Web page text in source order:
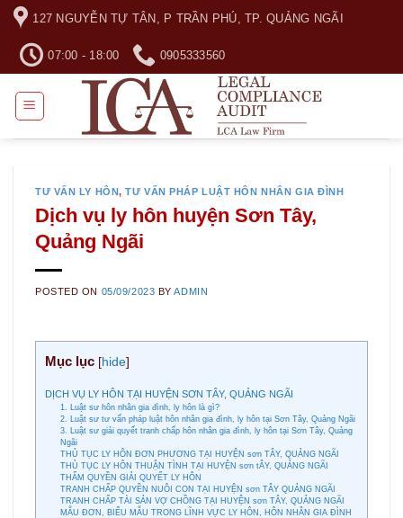
Skip
content
127 NGUYỄN TỰ TÂN, P TRẦN PHÚ, TP. QUẢNG NGÃI
07:00 - 18:00 0905333560
TƯ VẤN LY HÔN,TƯ VẤN PHÁP LUẬT HÔN NHÂN GIA ĐÌNH
Dịch vụ ly hôn huyện Sơn Tây,
Quảng Ngãi
POSTED ON 05/09/2023 BYADMIN
Mục lục [hide]
DỊCH VỤ LY HÔN TẠI HUYỆN SƠN TÂY, QUẢNG NGÃI
1. Luật sư hôn nhân gia đình, ly hôn là gì?
2. Luật sư tư vấn pháp luật hôn nhân gia đình, ly hôn tại Sơn Tây, Quảng Ngãi
3. Luật sư giải quyết tranh chấp hôn nhân gia đình, ly hôn tại Sơn Tây, Quảng
Ngãi
THỦ TỤC LY HÔN ĐƠN PHƯƠNG TẠI HUYỆN sơn TÂY, QUẢNG NGÃI
THỦ TỤC LY HÔN THUẬN TÌNH TẠI HUYỆN sơn tÂY, QUẢNG NGÃI
THẨM QUYỀN GIẢI QUYẾT LY HÔN
TRANH CHẤP QUYỀN NUÔI CON TẠI HUYỆN sơn TÂY QUẢNG NGÃI
TRANH CHẤP TÀI SẢN VỢ CHỒNG TẠI HUYỆN sơn TÂY, QUẢNG NGÃI
MẪU ĐƠN, BIỂU MẪU TRONG LĨNH VỰC LY HÔN, HÔN NHÂN GIA ĐÌNH